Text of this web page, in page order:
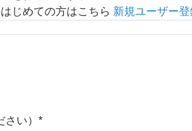
はじめての方はこちら 新規ユーザー登
い） *